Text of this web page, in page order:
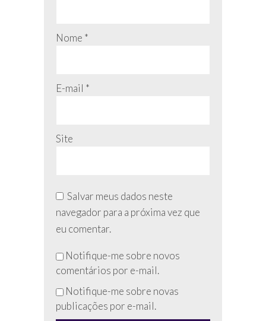
Nome *
E-mail *
Site
Salvar meus dados neste
navegador para a próxima vez que
eu comentar.
Não
preencha
esse
campo
(anti-
Notifique-me sobre novos
comentários por e-mail.
Notifique-me sobre novas
publicações por e-mail.